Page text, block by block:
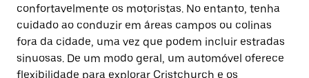
confortavelmente os motoristas. No entanto, tenha
cuidado ao conduzir em áreas campos ou colinas
fora da cidade, uma vez que podem incluir estradas
sinuosas. De um modo geral, um automóvel oferece
flexibilidade para explorar Cristchurch e os